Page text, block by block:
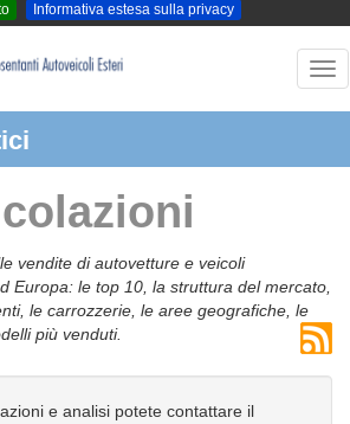
Informativa estesa sulla privacy
vendite di autovetture e veicoli
Europa: le top 10, la struttura del mercato,
le carrozzerie, le aree geografiche, le
più venduti.
e analisi potete contattare il